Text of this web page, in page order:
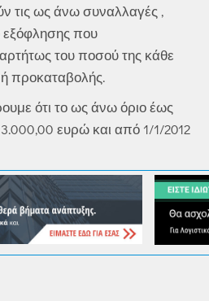
τις ως άνω συναλλαγές ,
που
του ποσού της κάθε
προκαταβολής.
ότι το ως άνω όριο έως
3.000,00 ευρώ και από 1/1/2012